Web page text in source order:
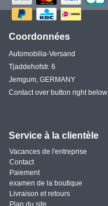
Coordonnées
Automobilia-Versand
Tjaddehofstr. 6
Jemgum, GERMANY
Contact over button right below
Service à la clientèle
Vacances de l'entreprise
Contact
Paiement
examen de la boutique
Livraison et retours
Plan du site